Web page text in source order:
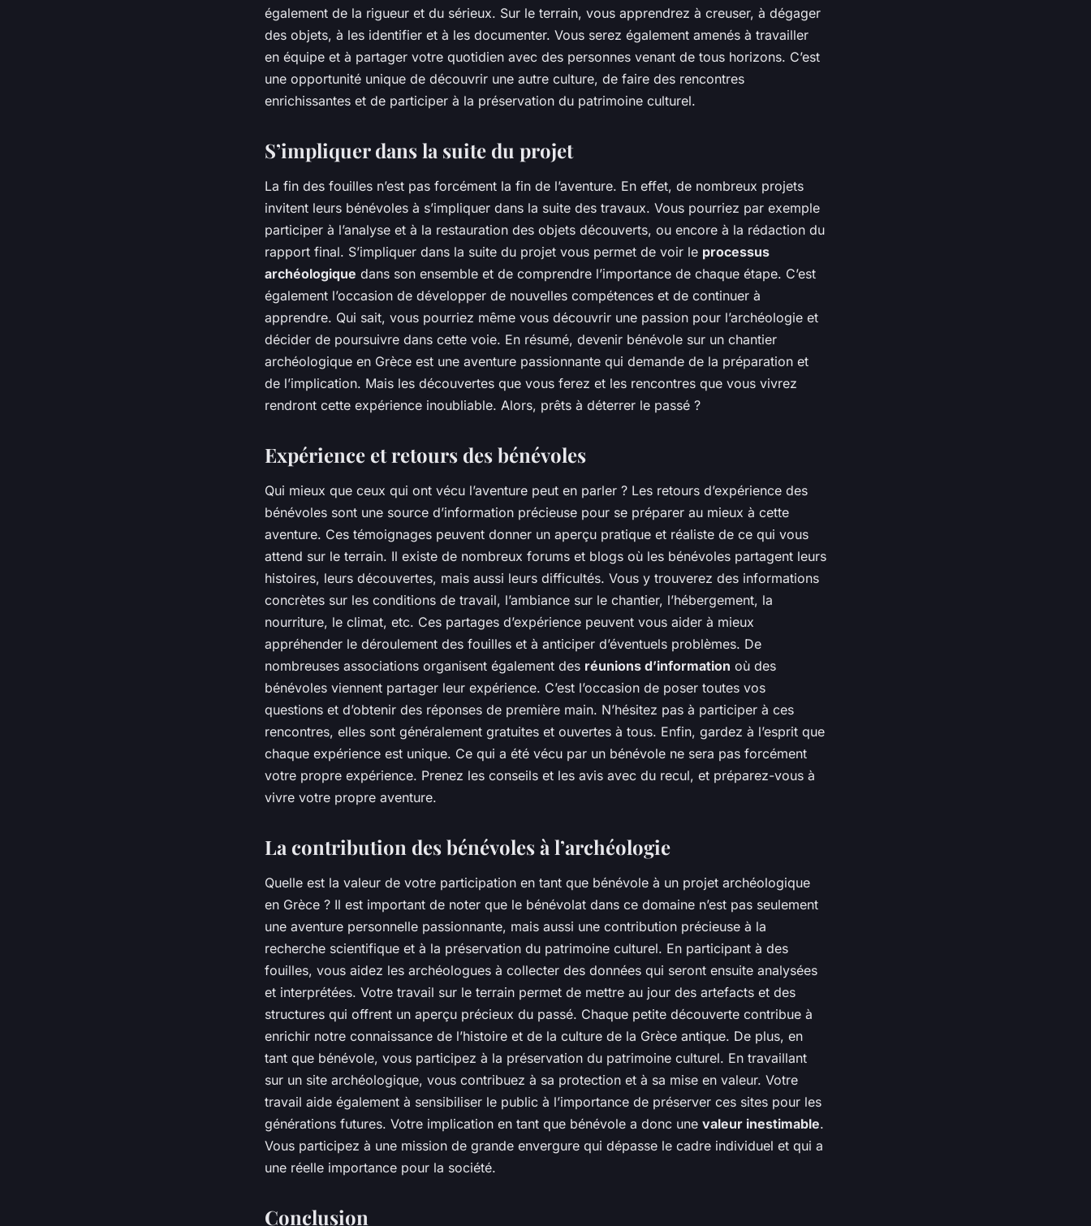
également de la rigueur et du sérieux. Sur le terrain, vous apprendrez à creuser, à dégager
des objets, à les identifier et à les documenter. Vous serez également amenés à travailler
en équipe et à partager votre quotidien avec des personnes venant de tous horizons. C’est
une opportunité unique de découvrir une autre culture, de faire des rencontres
enrichissantes et de participer à la préservation du patrimoine culturel.
S’impliquer dans la suite du projet
La fin des fouilles n’est pas forcément la fin de l’aventure. En effet, de nombreux projets
invitent leurs bénévoles à s’impliquer dans la suite des travaux. Vous pourriez par exemple
participer à l’analyse et à la restauration des objets découverts, ou encore à la rédaction du
rapport final. S’impliquer dans la suite du projet vous permet de voir le processus
archéologique dans son ensemble et de comprendre l’importance de chaque étape. C’est
également l’occasion de développer de nouvelles compétences et de continuer à
apprendre. Qui sait, vous pourriez même vous découvrir une passion pour l’archéologie et
décider de poursuivre dans cette voie. En résumé, devenir bénévole sur un chantier
archéologique en Grèce est une aventure passionnante qui demande de la préparation et
de l’implication. Mais les découvertes que vous ferez et les rencontres que vous vivrez
rendront cette expérience inoubliable. Alors, prêts à déterrer le passé ?
Expérience et retours des bénévoles
Qui mieux que ceux qui ont vécu l’aventure peut en parler ? Les retours d’expérience des
bénévoles sont une source d’information précieuse pour se préparer au mieux à cette
aventure. Ces témoignages peuvent donner un aperçu pratique et réaliste de ce qui vous
attend sur le terrain. Il existe de nombreux forums et blogs où les bénévoles partagent leurs
histoires, leurs découvertes, mais aussi leurs difficultés. Vous y trouverez des informations
concrètes sur les conditions de travail, l’ambiance sur le chantier, l’hébergement, la
nourriture, le climat, etc. Ces partages d’expérience peuvent vous aider à mieux
appréhender le déroulement des fouilles et à anticiper d’éventuels problèmes. De
nombreuses associations organisent également des réunions d’information où des
bénévoles viennent partager leur expérience. C’est l’occasion de poser toutes vos
questions et d’obtenir des réponses de première main. N’hésitez pas à participer à ces
rencontres, elles sont généralement gratuites et ouvertes à tous. Enfin, gardez à l’esprit que
chaque expérience est unique. Ce qui a été vécu par un bénévole ne sera pas forcément
votre propre expérience. Prenez les conseils et les avis avec du recul, et préparez-vous à
vivre votre propre aventure.
La contribution des bénévoles à l’archéologie
Quelle est la valeur de votre participation en tant que bénévole à un projet archéologique
en Grèce ? Il est important de noter que le bénévolat dans ce domaine n’est pas seulement
une aventure personnelle passionnante, mais aussi une contribution précieuse à la
recherche scientifique et à la préservation du patrimoine culturel. En participant à des
fouilles, vous aidez les archéologues à collecter des données qui seront ensuite analysées
et interprétées. Votre travail sur le terrain permet de mettre au jour des artefacts et des
structures qui offrent un aperçu précieux du passé. Chaque petite découverte contribue à
enrichir notre connaissance de l’histoire et de la culture de la Grèce antique. De plus, en
tant que bénévole, vous participez à la préservation du patrimoine culturel. En travaillant
sur un site archéologique, vous contribuez à sa protection et à sa mise en valeur. Votre
travail aide également à sensibiliser le public à l’importance de préserver ces sites pour les
générations futures. Votre implication en tant que bénévole a donc une valeur inestimable.
Vous participez à une mission de grande envergure qui dépasse le cadre individuel et qui a
une réelle importance pour la société.
Conclusion